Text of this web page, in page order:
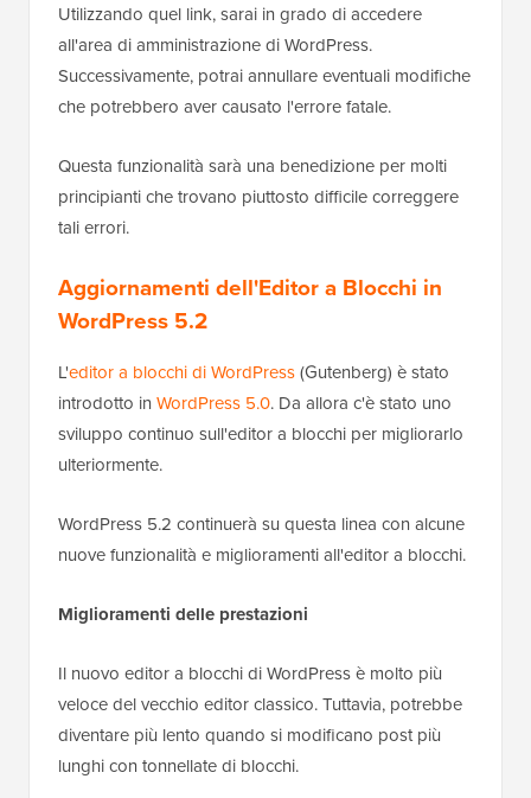
Utilizzando quel link, sarai in grado di accedere
all'area di amministrazione di WordPress.
Successivamente, potrai annullare eventuali modifiche
che potrebbero aver causato l'errore fatale.
Questa funzionalità sarà una benedizione per molti
principianti che trovano piuttosto difficile correggere
tali errori.
Aggiornamenti dell'Editor a Blocchi in
WordPress 5.2
L'editor a blocchi di WordPress(Gutenberg) è stato
introdotto in WordPress 5.0. Da allora c'è stato uno
sviluppo continuo sull'editor a blocchi per migliorarlo
ulteriormente.
WordPress 5.2 continuerà su questa linea con alcune
nuove funzionalità e miglioramenti all'editor a blocchi.
Miglioramenti delle prestazioni
Il nuovo editor a blocchi di WordPress è molto più
veloce del vecchio editor classico. Tuttavia, potrebbe
diventare più lento quando si modificano post più
lunghi con tonnellate di blocchi.